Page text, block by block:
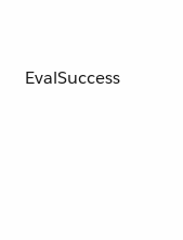
EvalSuccess